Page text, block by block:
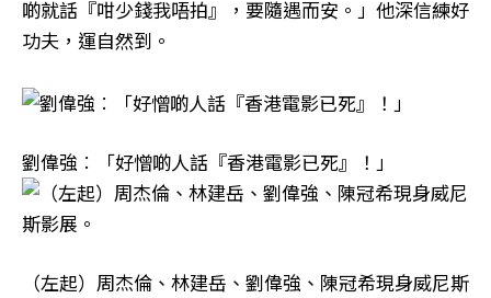
啲就話『咁少錢我唔拍』，要隨遇而安。」他深信練好
功夫，運自然到。
劉偉強︰「好憎啲人話『香港電影已死』！」
（左起）周杰倫、林建岳、劉偉強、陳冠希現身威尼斯